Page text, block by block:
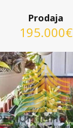
Prodaja
195.000€